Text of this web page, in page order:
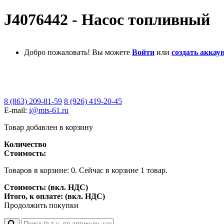
J4076442 - Насос топливный
Добро пожаловать! Вы можете Войти или создать
8 (863) 209-81-59 8 (926) 419-20-45
E-mail: i@mts-61.ru
Товар добавлен в корзину
Количество
Стоимость:
Товаров в корзине: 0. Сейчас в корзине 1 товар.
Стоимость: (вкл. НДС)
Итого, к оплате: (вкл. НДС)
Продолжить покупки